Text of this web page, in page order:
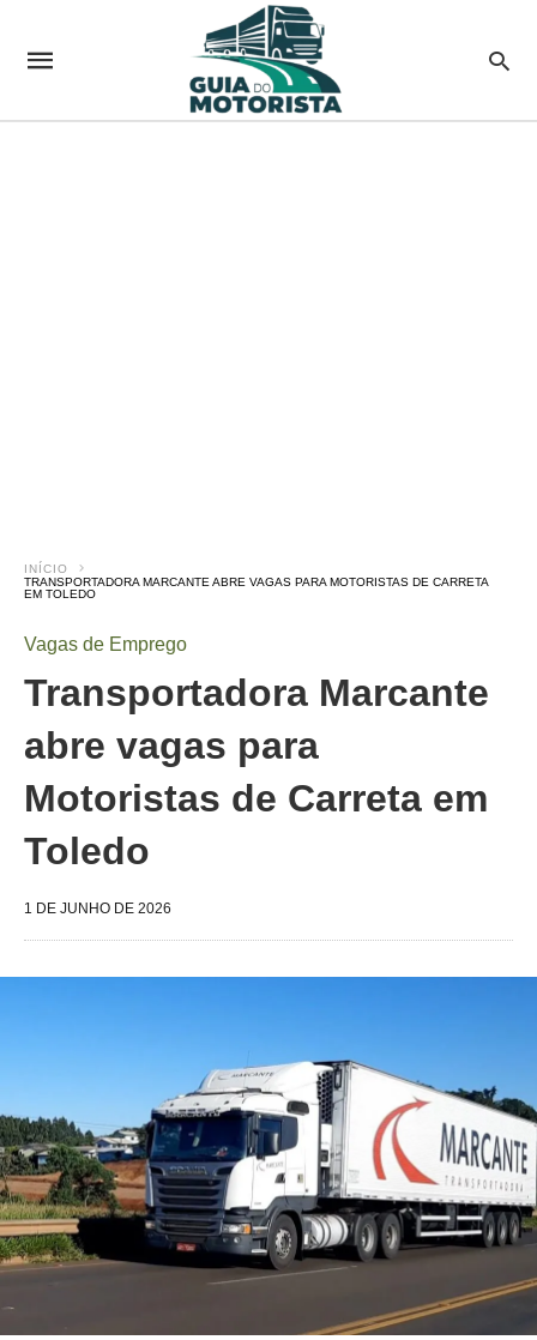
INÍCIO
TRANSPORTADORA MARCANTE ABRE VAGAS PARA MOTORISTAS DE CARRETA
EM TOLEDO
Vagas de Emprego
Transportadora Marcante
abre vagas para
Motoristas de Carreta em
Toledo
1 DE JUNHO DE 2026